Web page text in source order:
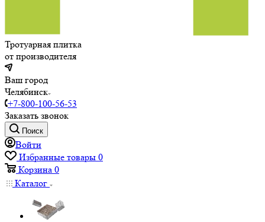
Тротуарная плитка
от производителя
Ваш город
Челябинск
+7-800-100-56-53
Заказать звонок
Поиск
Войти
Избранные товары 0
Корзина 0
Каталог